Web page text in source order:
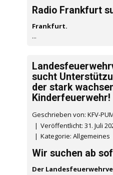
Radio Frankfurt
Frankfurt.
...
sucht
der stark
Kinderfeuerwehr!
Geschrieben von: KFV-
Veröffentlicht: 31. Juli
Kategorie: Allgemeines
Wir suchen ab
Der